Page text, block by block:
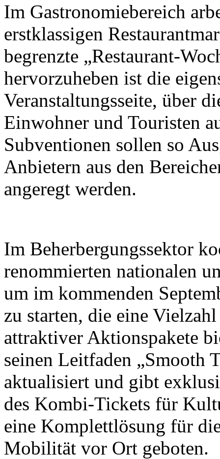
Im Gastronomiebereich
erstklassigen
begrenzte „Restaurant-
hervorzuheben ist die
Veranstaltungsseite, über
Einwohner und Touristen
Subventionen sollen so
Anbietern aus den
angeregt werden.
Im Beherbergungssektor
renommierten nationalen
um im kommenden
zu starten, die eine
attraktiver Aktionspakete
seinen Leitfaden „Smooth
aktualisiert und gibt
des Kombi-Tickets für
eine Komplettlösung für
Mobilität vor Ort geboten.